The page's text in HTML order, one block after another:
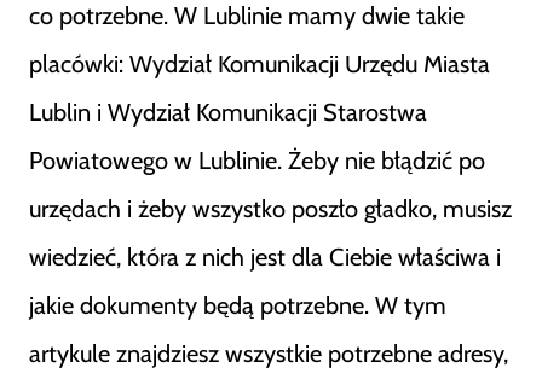
co potrzebne. W Lublinie mamy dwie takie
placówki: Wydział Komunikacji Urzędu Miasta
Lublin i Wydział Komunikacji Starostwa
Powiatowego w Lublinie. Żeby nie błądzić po
urzędach i żeby wszystko poszło gładko, musisz
wiedzieć, która z nich jest dla Ciebie właściwa i
jakie dokumenty będą potrzebne. W tym
artykule znajdziesz wszystkie potrzebne adresy,